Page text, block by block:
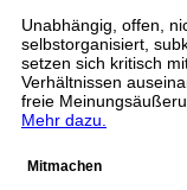
Unabhängig, offen,
selbstorganisiert,
setzen sich kritisch
Verhältnissen
freie
Mehr dazu.
Mitmachen